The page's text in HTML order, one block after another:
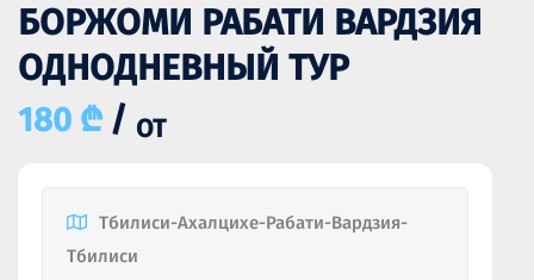
БОРЖОМИ РАБАТИ ВАРДЗИЯ
ОДНОДНЕВНЫЙ ТУР
180 ₾ / ОТ
Тбилиси-Ахалцихе-Рабати-Вардзия-
Тбилиси